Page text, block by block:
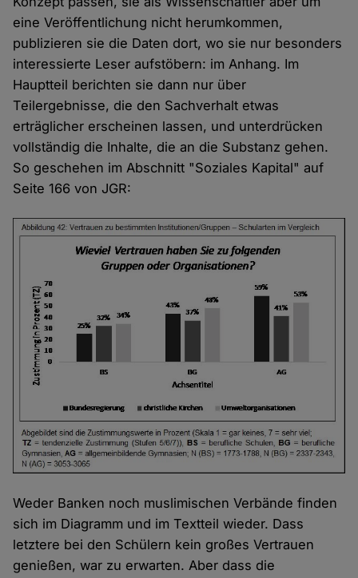
eine Veröffentlichung nicht herumkommen,
publizieren sie die Daten dort, wo sie nur besonders
interessierte Leser aufstöbern: im Anhang. Im
Hauptteil berichten sie dann nur über
Teilergebnisse, die den Sachverhalt etwas
erträglicher erscheinen lassen, und unterdrücken
vollständig die Inhalte, die an die Substanz gehen.
So geschehen im Abschnitt "Soziales Kapital" auf
Seite 166 von JGR:
Weder Banken noch muslimischen Verbände finden
sich im Diagramm und im Textteil wieder. Dass
letztere bei den Schülern kein großes Vertrauen
genießen, war zu erwarten. Aber dass die